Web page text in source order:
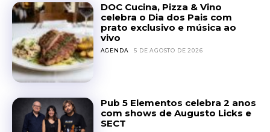
DOC Cucina, Pizza & Vino
celebra o Dia dos Pais com
prato exclusivo e música ao
vivo
AGENDA 5 DE AGOSTO DE 2026
Pub 5 Elementos celebra 2 anos
com shows de Augusto Licks e
SECT